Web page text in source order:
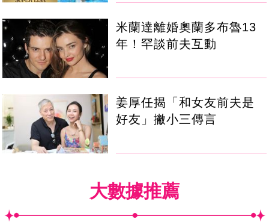
米蘭達離婚奧蘭多布魯13
年！罕談前夫互動
姜厚任揭「和女友前夫是
好友」撇小三傳言
大數據推薦